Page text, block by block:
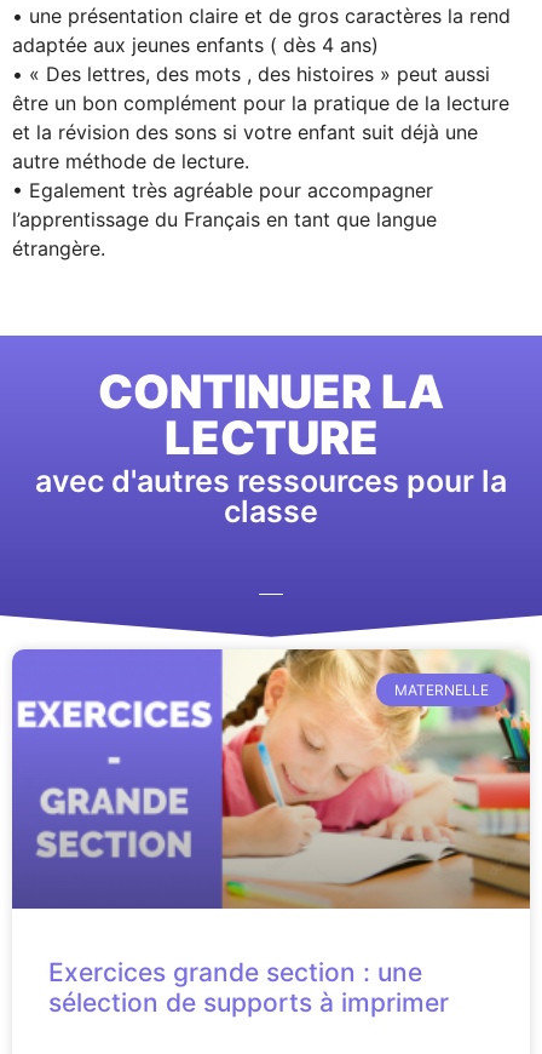
• une présentation claire et de gros caractères la rend
adaptée aux jeunes enfants ( dès 4 ans)
• « Des lettres, des mots , des histoires » peut aussi
être un bon complément pour la pratique de la lecture
et la révision des sons si votre enfant suit déjà une
autre méthode de lecture.
• Egalement très agréable pour accompagner
l’apprentissage du Français en tant que langue
étrangère.
CONTINUER LA
LECTURE
avec d'autres ressources pour la
classe
MATERNELLE
Exercices grande section : une
sélection de supports à imprimer